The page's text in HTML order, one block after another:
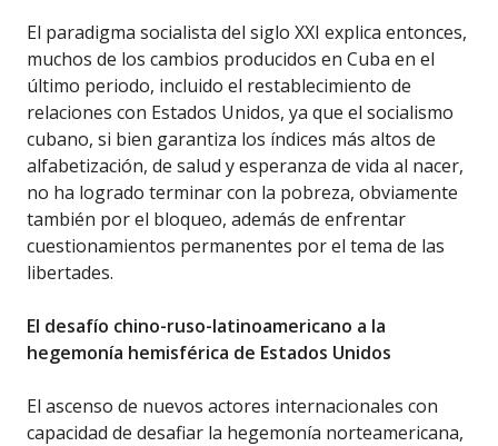
El paradigma socialista del siglo XXI explica entonces,
muchos de los cambios producidos en Cuba en el
último periodo, incluido el restablecimiento de
relaciones con Estados Unidos, ya que el socialismo
cubano, si bien garantiza los índices más altos de
alfabetización, de salud y esperanza de vida al nacer,
no ha logrado terminar con la pobreza, obviamente
también por el bloqueo, además de enfrentar
cuestionamientos permanentes por el tema de las
libertades.
El desafío chino-ruso-latinoamericano a la
hegemonía hemisférica de Estados Unidos
El ascenso de nuevos actores internacionales con
capacidad de desafiar la hegemonía norteamericana,